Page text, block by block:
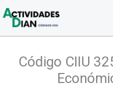
al
contenido
Código CIIU